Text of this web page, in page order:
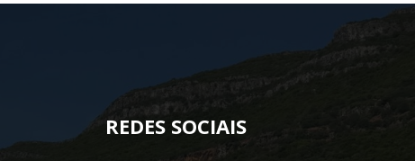
REDES SOCIAIS